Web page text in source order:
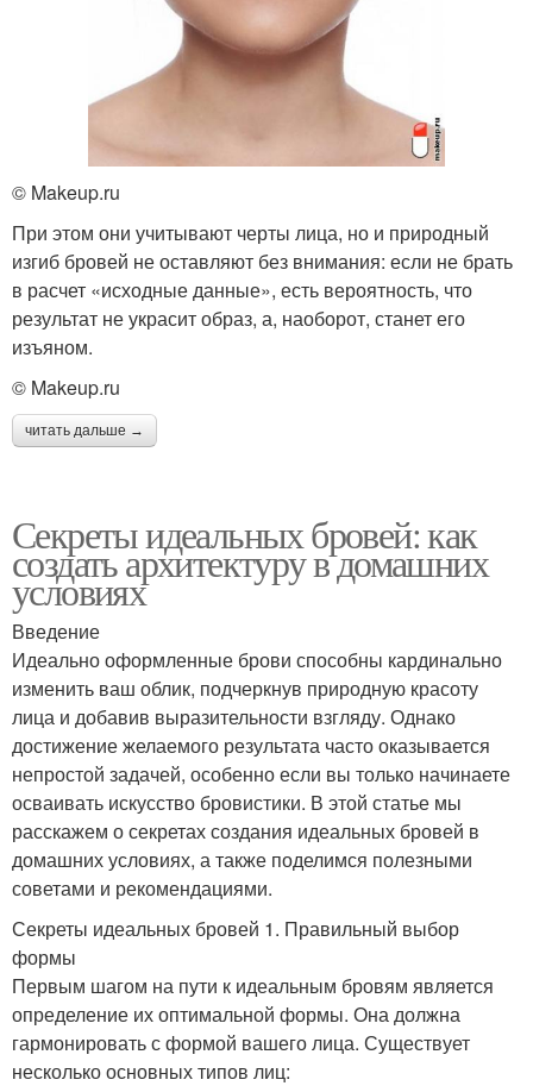
© Makeup.ru
При этом они учитывают черты лица, но и природный
изгиб бровей не оставляют без внимания: если не брать
в расчет «исходные данные», есть вероятность, что
результат не украсит образ, а, наоборот, станет его
изъяном.
© Makeup.ru
читать дальше →
Секреты идеальных бровей: как
создать архитектуру в домашних
условиях
Введение
Идеально оформленные брови способны кардинально
изменить ваш облик, подчеркнув природную красоту
лица и добавив выразительности взгляду. Однако
достижение желаемого результата часто оказывается
непростой задачей, особенно если вы только начинаете
осваивать искусство бровистики. В этой статье мы
расскажем о секретах создания идеальных бровей в
домашних условиях, а также поделимся полезными
советами и рекомендациями.
Секреты идеальных бровей 1. Правильный выбор
формы
Первым шагом на пути к идеальным бровям является
определение их оптимальной формы. Она должна
гармонировать с формой вашего лица. Существует
несколько основных типов лиц: